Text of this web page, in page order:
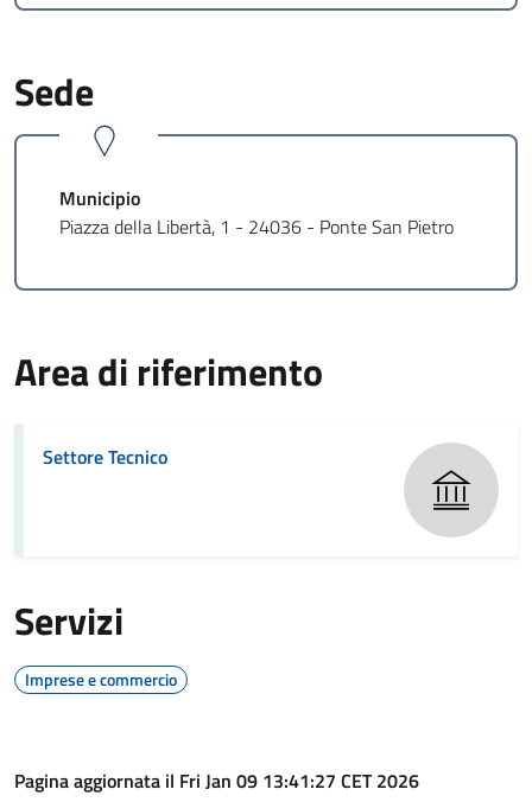
Sede
Municipio
Piazza della Libertà, 1 - 24036 - Ponte San Pietro
Area di riferimento
Settore Tecnico
Servizi
Imprese e commercio
Pagina aggiornata il Fri Jan 09 13:41:27 CET 2026